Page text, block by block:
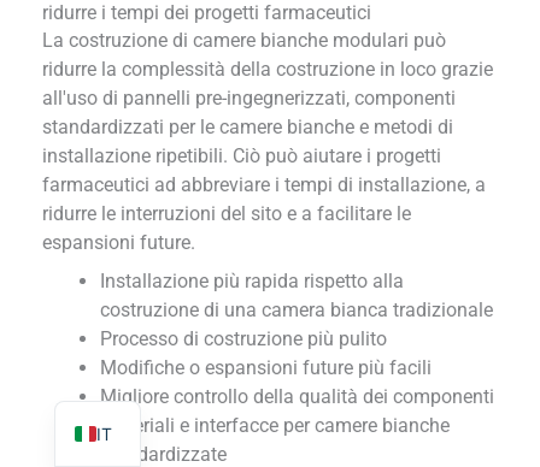
ridurre i tempi dei progetti farmaceutici
La costruzione di camere bianche modulari può
ridurre la complessità della costruzione in loco grazie
all'uso di pannelli pre-ingegnerizzati, componenti
standardizzati per le camere bianche e metodi di
installazione ripetibili. Ciò può aiutare i progetti
farmaceutici ad abbreviare i tempi di installazione, a
ridurre le interruzioni del sito e a facilitare le
espansioni future.
Installazione più rapida rispetto alla
costruzione di una camera bianca tradizionale
Processo di costruzione più pulito
Modifiche o espansioni future più facili
Migliore controllo della qualità dei componenti
Materiali e interfacce per camere bianche
standardizzate
IT
EN
KO
PT
RU
RO
ES
PL
TR